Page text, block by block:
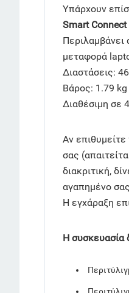
Υπάρχουν
Smart Connect
μεταφορά
Διαστάσεις:
Βάρος: 1.79 kg
Διαθέσιμη σε
Αν επιθυμείτε
σας
διακριτική,
αγαπημένο
Η εγχάραξη
Η συσκευασία